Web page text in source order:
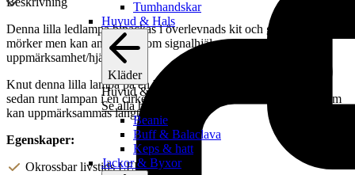
Tumhandskar
Huvud & Hals
Kläder
Huvud & Hals
Se alla huvud & hals
Beanie
Buff & Balaclava
Keps & hatt
Jackor & Byxor
Denna lilla ledlampa bipackas i överlevnads kit och ger dig ledljus i
mörker men kan användas som signalhjälpmedel för att påkalla
uppmärksamhet/hjälp.
Knut denna lilla lampa på en bit snöre. tänd lampan och snurra
sedan runt lampan i en cirkel. Det ger en stor rund ”O” i luften som
kan uppmärksammas långt ifrån.
Egenskaper:
Okrossbar livstids LED